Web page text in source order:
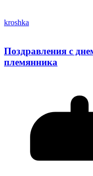
kroshka
Поздравления с
племянника